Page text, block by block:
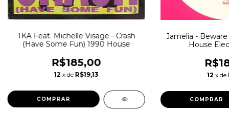
TKA Feat. Michelle Visage - Crash
(Have Some Fun) 1990 House
R$185,00
12 x de R$19,13
Jamelia -
House
12 x de